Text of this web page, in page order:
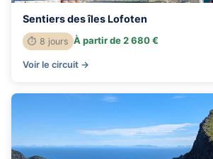
Sentiers des îles Lofoten
⏱ 8 jours À partir de 2 680 €
Voir le circuit →